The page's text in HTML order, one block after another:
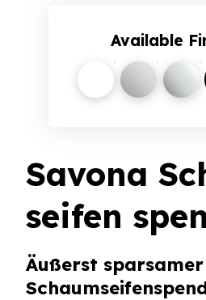
Available
Savona
seifen
Äußerst